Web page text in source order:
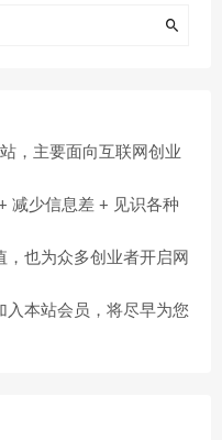
，主要面向互联网创业
减少信息差 + 见识各种
也为众多创业者开启网
本站会员，将尽早为您